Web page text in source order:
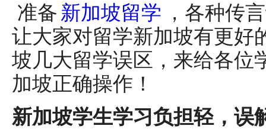
准备 新加坡留学 ，各种传
让大家对留学新加坡有更好
坡几大留学误区，来给各位
加坡正确操作！
新加坡学生学习负担轻，误